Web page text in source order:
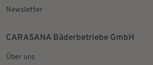
Newsletter
CARASANA Bäderbetriebe GmbH
Über uns